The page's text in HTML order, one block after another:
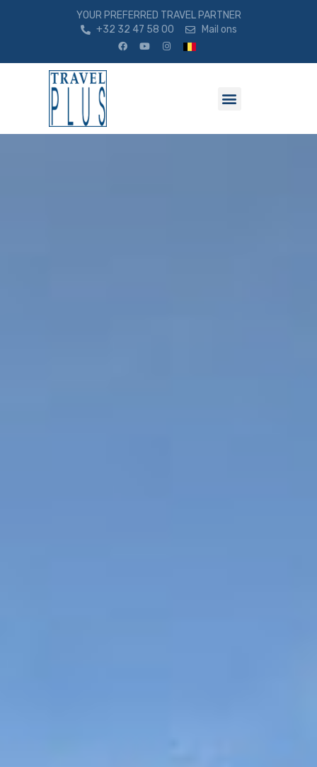
YOUR PREFERRED TRAVEL PARTNER
+32 32 47 58 00
Mail ons